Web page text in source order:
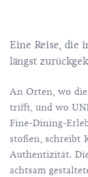
Eine Reise, die
längst
An Orten, wo
trifft, und wo
Fine-Dining-
stoßen, schreibt
Authentizität.
achtsam